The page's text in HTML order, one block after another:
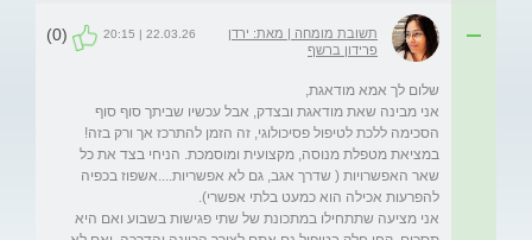
תשובת מומחה | מאת: ירדן
פרידון ברשף
22.03.26 | 20:15
(0)
אני מבינה שאת מודאגת ובצדק, אבל עכשיו שביתך סוף סוף
הסכימה ללכת לטיפול פסיכולוגי, זה הזמן להתרכז אך ורק בזה!
במציאת מטפלת מנוסה, מקצועית ומוסמכת. הניחי בצד את כל
שאר האפשרויות ( שדרך אגב, גם לא אפשריות....אשפוז בכפיה
אני מציעה שתתחילו במתכונת של שתי פגישות בשבוע ואם היא